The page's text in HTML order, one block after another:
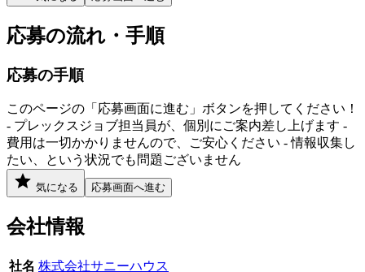
応募の流れ・手順
応募の手順
このページの「応募画面に進む」ボタンを押してください！
- プレックスジョブ担当員が、個別にご案内差し上げます -
費用は一切かかりませんので、ご安心ください - 情報収集し
たい、という状況でも問題ございません
気になる 応募画面へ進む
会社情報
社名 株式会社サニーハウス